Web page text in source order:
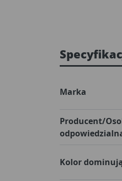
Marka
Producent/
Kolor